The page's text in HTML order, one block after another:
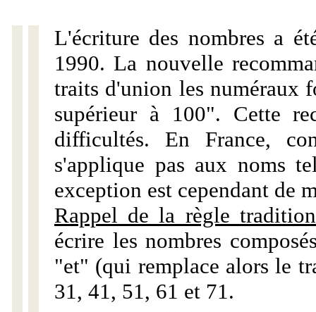
L'écriture des nombres a
1990. La nouvelle
traits d'union les numéraux
supérieur à 100". Cette
difficultés. En France,
s'applique pas aux noms
exception est cependant de
Rappel de la règle
écrire les nombres
"et" (qui remplace alors le
31, 41, 51, 61 et 71.